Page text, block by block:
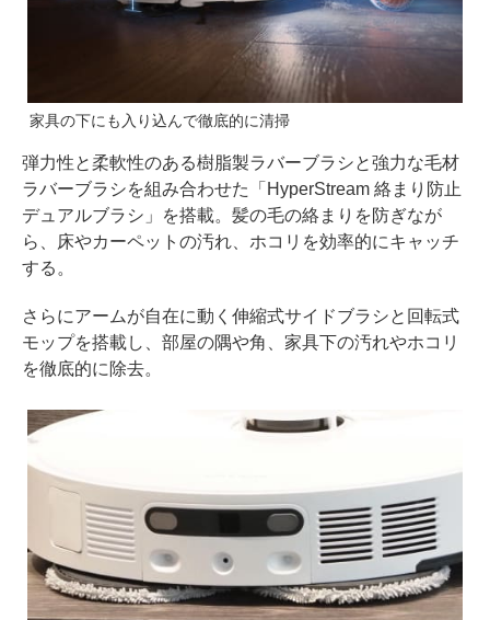
家具の下にも入り込んで徹底的に清掃
弾力性と柔軟性のある樹脂製ラバーブラシと強力な毛材
ラバーブラシを組み合わせた「HyperStream 絡まり防止
デュアルブラシ」を搭載。髪の毛の絡まりを防ぎなが
ら、床やカーペットの汚れ、ホコリを効率的にキャッチ
する。
さらにアームが自在に動く伸縮式サイドブラシと回転式
モップを搭載し、部屋の隅や角、家具下の汚れやホコリ
を徹底的に除去。